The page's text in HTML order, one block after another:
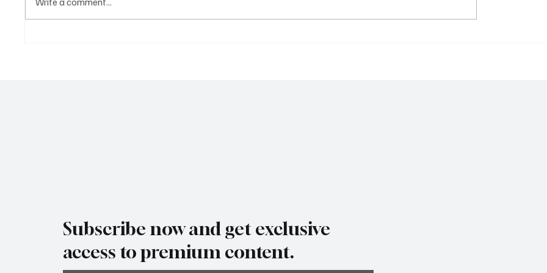
Subscribe now and get exclusive
access to premium content.